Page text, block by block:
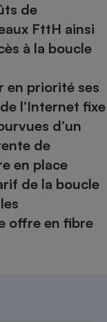
de
FttH ainsi
à la boucle
priorité ses
l’Internet fixe
d’un
de
en place
de la boucle
offre en fibre